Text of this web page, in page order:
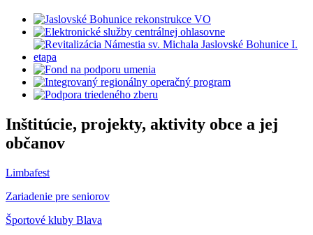
Inštitúcie, projekty, aktivity obce a jej
občanov
Limbafest
Zariadenie pre seniorov
Športové kluby Blava